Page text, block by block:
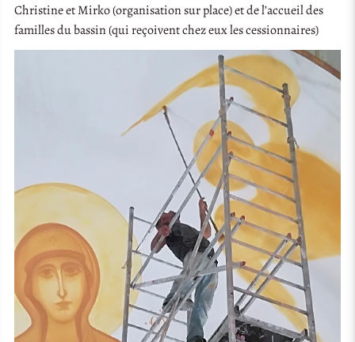
Christine et Mirko (organisation sur place) et de l’accueil des
familles du bassin (qui reçoivent chez eux les cessionnaires)